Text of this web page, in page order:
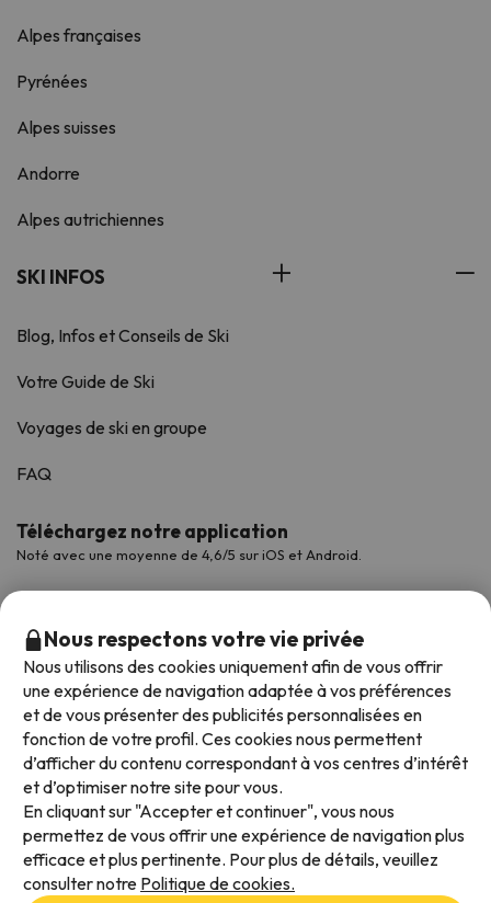
Alpes françaises
Pyrénées
Alpes suisses
Andorre
Alpes autrichiennes
SKI INFOS
Blog, Infos et Conseils de Ski
Votre Guide de Ski
Voyages de ski en groupe
FAQ
Téléchargez notre application
Noté avec une moyenne de 4,6/5 sur iOS et Android.
Modes de paiement disponibles
Nous respectons votre vie privée
Nous utilisons des cookies uniquement afin de vous offrir
une expérience de navigation adaptée à vos préférences
et de vous présenter des publicités personnalisées en
fonction de votre profil. Ces cookies nous permettent
d’afficher du contenu correspondant à vos centres d’intérêt
et d’optimiser notre site pour vous.
En cliquant sur "Accepter et continuer", vous nous
permettez de vous offrir une expérience de navigation plus
efficace et plus pertinente. Pour plus de détails, veuillez
consulter notre Politique de cookies.